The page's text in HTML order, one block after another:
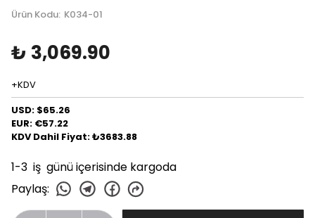
Ürün Kodu: K034-01
₺ 3,069.90
+KDV
USD: $65.26
EUR: €57.22
KDV Dahil Fiyat: ₺3683.88
1-3 iş günü içerisinde kargoda
Paylaş: